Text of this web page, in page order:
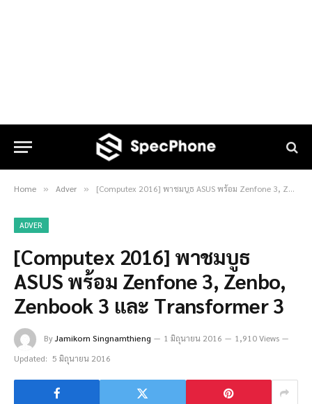
Home » Adver » [Computex 2016] พาชมบูธ ASUS พร้อม Zenfone 3, Zenbo, Zenbook 3 และ Transformer 3
ADVER
[Computex 2016] พาชมบูธ
ASUS พร้อม Zenfone 3, Zenbo,
Zenbook 3 และ Transformer 3
ByJamikorn Singnamthieng 1 มิถุนายน 2016
1,910 Views
Updated: 5 มิถุนายน 2016